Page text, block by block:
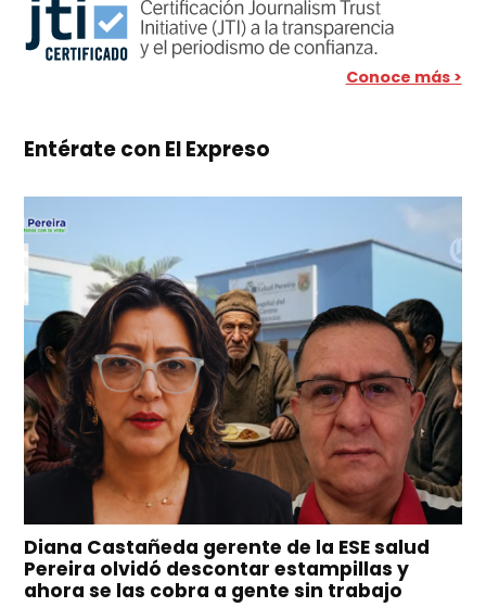
Conoce más >
Entérate con El Expreso
Diana Castañeda gerente de la ESE salud
Pereira olvidó descontar estampillas y
ahora se las cobra a gente sin trabajo